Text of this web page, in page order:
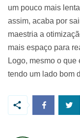
um pouco mais
assim, acaba por
maestria a
mais espaço para
Logo, mesmo o
tendo um lado bom